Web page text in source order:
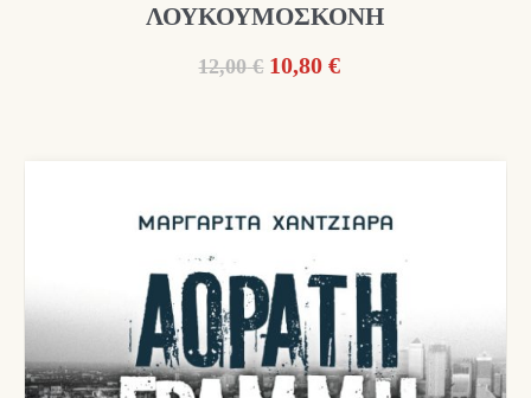
ΛΟΥΚΟΥΜΟΣΚΟΝΗ
12,00 € Original
10,80 €Η